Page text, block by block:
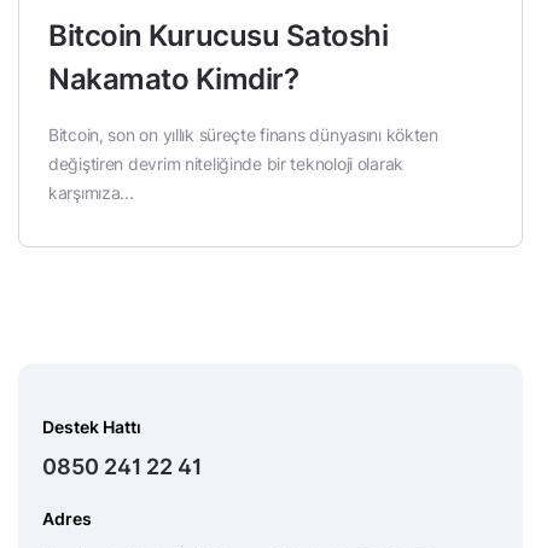
Bitcoin Kurucusu Satoshi
Nakamato Kimdir?
Bitcoin, son on yıllık süreçte finans dünyasını kökten
değiştiren devrim niteliğinde bir teknoloji olarak
karşımıza...
Destek Hattı
0850 241 22 41
Adres